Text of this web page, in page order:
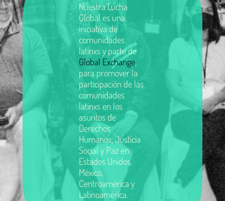
Nuestra Lucha
Global es una
iniciativa de
comunidades
latinxs y parte de
Global Exchange,
para promover la
participación de las
comunidades
latinxs en los
asuntos de
Derechos
Humanos, Justicia
Social y Paz en
Estados Unidos,
México,
Centroamérica y
Latinoamérica.